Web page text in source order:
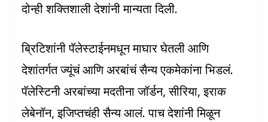
दोन्ही शक्तिशाली देशांनी मान्यता दिली.
ब्रिटिशांनी पॅलेस्टाईनमधून माघार घेतली आणि
देशांतर्गत ज्यूंचं आणि अरबांचं सैन्य एकमेकांना भिडलं.
पॅलेस्टिनी अरबांच्या मदतीना जॉर्डन, सीरिया, इराक
लेबेनॉन, इजिप्तचंही सैन्य आलं. पाच देशांनी मिळून